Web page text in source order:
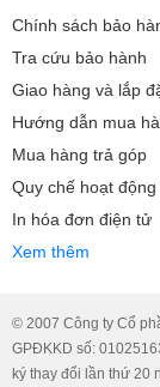
Chính sách bảo
Tra cứu bảo hành
Giao hàng và lắp
Hướng dẫn mua
Mua hàng trả góp
Quy chế hoạt động
In hóa đơn điện tử
Xem thêm
© 2007 Công ty Cổ
GPĐKKD số:
ký thay đổi lần thứ 20